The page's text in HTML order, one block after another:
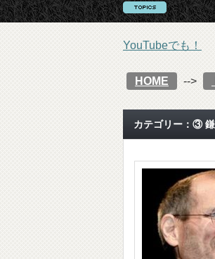
YouTubeでも！
HOME -->
カテゴリー：③